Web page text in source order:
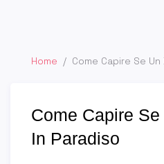
Home / Come Capire Se
Come Capire
In Paradiso